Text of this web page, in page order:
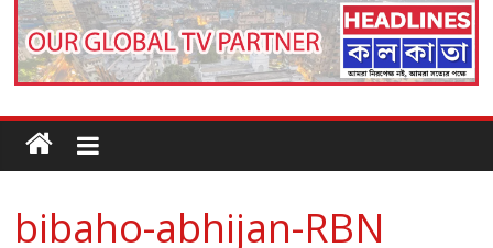
bibaho-abhijan-RBN